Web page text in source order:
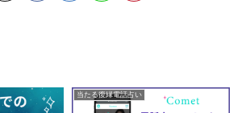
当たる復縁電話占い